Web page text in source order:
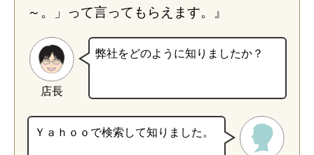
～。」って言ってもらえます。』
店長
弊社をどのように知りましたか？
Ｙａｈｏｏで検索して知りました。